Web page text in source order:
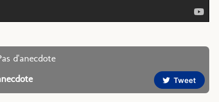
d'anecdote
Tweet